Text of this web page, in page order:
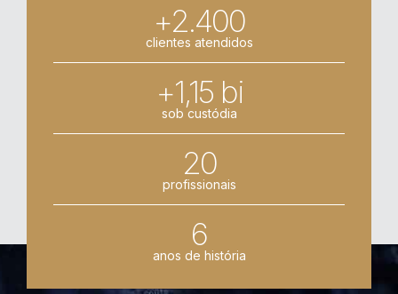
+2.400
clientes atendidos
+1,15 bi
sob custódia
20
profissionais
6
anos de história